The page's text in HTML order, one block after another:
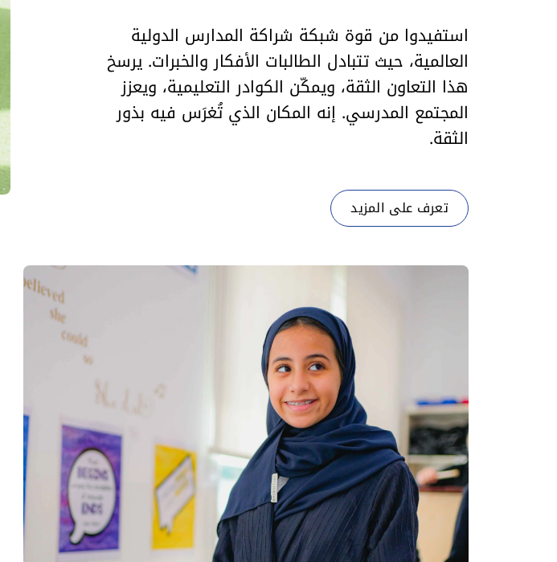
استفيدوا من قوة شبكة شراكة المدارس الدولية
العالمية، حيث تتبادل الطالبات الأفكار والخبرات. يرسخ
هذا التعاون الثقة، ويمكّن الكوادر التعليمية، ويعزز
المجتمع المدرسي. إنه المكان الذي تُغرَس فيه بذور
الثقة.
تعرف على المزيد